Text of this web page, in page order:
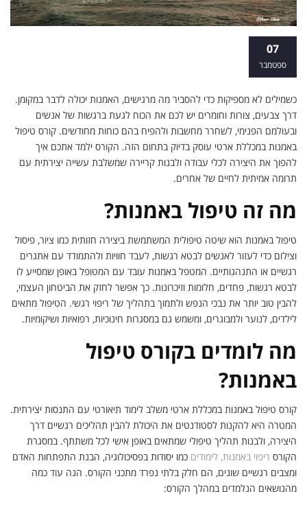
07
ספטמבר
כשמילים לא מספיקות כדי להסביר מה מרגישים, האמנות יכולה לדבר במקומן.
דרך צבעים, צורות וחומרים יש לכם את הכוח לגעת ברגשות של אנשים
ובעולמם הפנימי, לשחרר מחשבות ולהפיח בהם כוחות מחודשים. קורס טיפול
באמנות במכללת ארטי עוסק בדיוק בתחום הזה. הקורס ילמד אתכם איך
להפוך את היצירה לכלי עבודה ולבנות קריירה שמשלבת עשייה יצירתית עם
תרומה אמיתית לחיים של אחרים.
מה זה טיפול באמנות?
טיפול באמנות הוא שיטה טיפולית המשתמשת ביצירה חזותית כמו ציור, פיסול
וצילום כדי לעזור לאנשים לבטא רגשות, לעבד חוויות ולהתמודד עם אתגרים
רגשיים או התנהגותיים. המטפל באמנות עובד עם המטופל באופן שמסייע לו
לבטא רגשות, פחדים, חלומות וזיכרונות. כך אפשר לחזק את הביטחון העצמי,
להבין טוב יותר את נבכי הנפש ולתמוך בתהליך של ריפוי רגשי. הטיפול מתאים
לילדים, לנוער ולמבוגרים, ומשמש גם במסגרות חינוכיות, רפואיות ושיקומיות.
מה לומדים בקורס טיפול
באמנות?
קורס טיפול באמנות במכללת ארטי משלב לימוד תיאורטי עם התנסות יצירתית.
המטרה היא להקנות לסטודנטים את היכולת להבין תהליכים רגשיים דרך
היצירה, ולבנות תהליך טיפולי שמתאים באופן אישי לכל משתתף. במסגרת
הקורס ריפוי באמנות, לימודים כמו יסודות בפסיכולוגיה, הבנת התפתחות האדם
ומצבים רגשיים שונים, הם חלק בלתי נפרד מתכני הקורס. הנה עוד כמה
מהנושאים הנלמדים במהלך הקורס: